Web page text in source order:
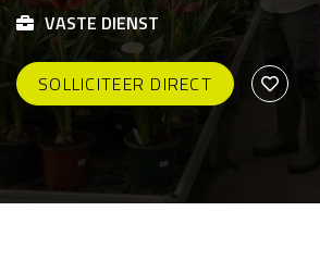
VASTE DIENST
SOLLICITEER DIRECT